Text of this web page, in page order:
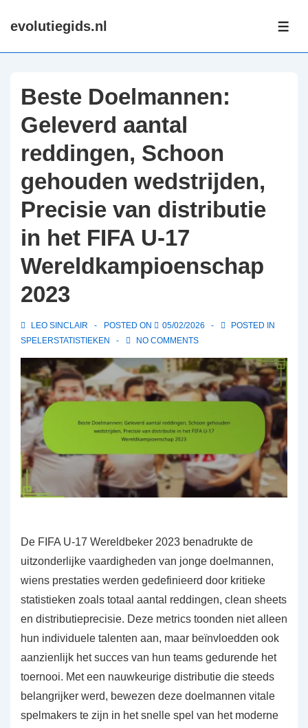
Skipevolutiegids.nl
Beste Doelmannen:
Geleverd aantal
reddingen, Schoon
gehouden wedstrijden,
Precisie van distributie
in het FIFA U-17
Wereldkampioenschap
2023
LEO SINCLAIR POSTED ON 05/02/2026
POSTED IN
SPELERSTATISTIEKEN
NO COMMENTS
De FIFA U-17 Wereldbeker 2023 benadrukte de
uitzonderlijke vaardigheden van jonge doelmannen,
wiens prestaties werden gedefinieerd door kritieke
statistieken zoals totaal aantal reddingen, clean sheets
en distributieprecisie. Deze metrics toonden niet alleen
hun individuele talenten aan, maar beïnvloedden ook
aanzienlijk het succes van hun teams gedurende het
toernooi. Met een nauwkeurige distributie die steeds
belangrijker werd, bewezen deze doelmannen vitale
spelmakers te zijn in het snelle spel van het moderne